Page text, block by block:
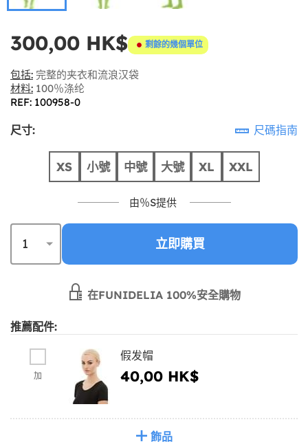
300,00 HK$ 剩餘的幾個單位
包括: 完整的夹衣和流浪汉袋
材料: 100％涤纶
REF: 100958-0
尺寸: 尺碼指南
XS 小號 中號 大號 XL XXL
由％S提供
立即購買
在FUNIDELIA 100%安全購物
推薦配件:
加
假发帽
40,00 HK$
飾品